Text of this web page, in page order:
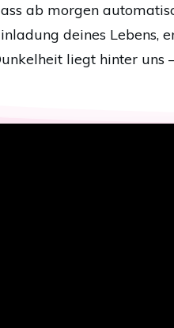
ab morgen
deines Lebens,
liegt hinter uns